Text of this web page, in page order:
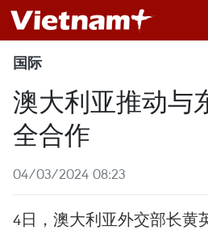
国际
澳大利亚推动与
全合作
04/03/2024 08:23
4日，澳大利亚外交部长黄